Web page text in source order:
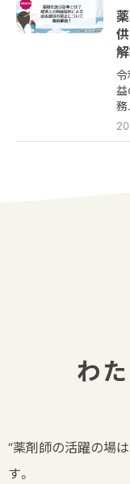
解
令
益
務
わ
“薬剤師の活躍の場
す。